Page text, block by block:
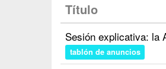
Título
Sesión explicativa: la
tablón de anuncios